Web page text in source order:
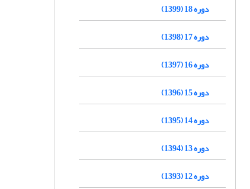
دوره 18 (1399)
دوره 17 (1398)
دوره 16 (1397)
دوره 15 (1396)
دوره 14 (1395)
دوره 13 (1394)
دوره 12 (1393)